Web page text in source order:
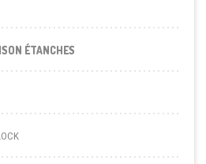
ÉTANCHES